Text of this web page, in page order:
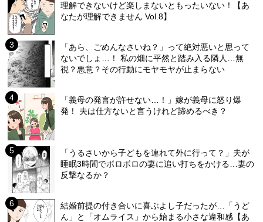
理解できないけど楽しまないともったいない！【あ
なたが理解できません Vol.8】
「あら、ごめんなさいね？」って絶対悪いと思って
ないでしょ…！ 私の畑に平然と踏み入る隣人…無
視？悪意？その行動にモヤモヤが止まらない
「義母の発言が許せない…！」嫁が義母に怒り爆
発！ 夫は仕方ないと言うけれど諦めるべき？
「うるさいから子どもを連れて外に行って？」夫が
睡眠3時間でボロボロの妻に追い打ちをかける…妻の
反撃なるか？
結婚前提の付き合いに喜ぶよし子だったが…「うど
ん」と「オムライス」から始まる小さな違和感【あ